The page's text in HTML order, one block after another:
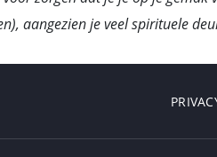
aangezien je veel spirituele